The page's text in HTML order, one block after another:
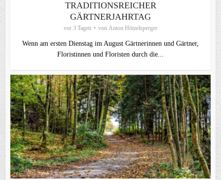
TRADITIONSREICHER
GÄRTNERJAHRTAG
vor 3 Tagen von Anton Hötzelsperger
Wenn am ersten Dienstag im August Gärtnerinnen und Gärtner,
Floristinnen und Floristen durch die...